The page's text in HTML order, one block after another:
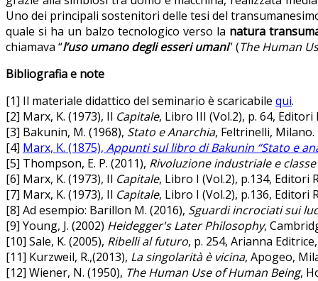
Uno dei principali sostenitori delle tesi del
quale si ha un balzo tecnologico verso la natura
chiamava “l’uso umano degli esseri umani” (The Human
Bibliografia e note
[1] Il materiale didattico del seminario è scaricabile qui.
[2] Marx, K. (1973), Il Capitale, Libro III (Vol.2), p. 64, Editori
[3] Bakunin, M. (1968), Stato e Anarchia, Feltrinelli, Milano.
[4] Marx, K. (1875), Appunti sul libro di Bakunin “Stato e
[5] Thompson, E. P. (2011), Rivoluzione industriale e
[6] Marx, K. (1973), Il Capitale, Libro I (Vol.2), p.134, Editori
[7] Marx, K. (1973), Il Capitale, Libro I (Vol.2), p.136, Editori
[8] Ad esempio: Barillon M. (2016), Sguardi incrociati sui
[9] Young, J. (2002) Heidegger's Later Philosophy,
[10] Sale, K. (2005), Ribelli al futuro, p. 254, Arianna
[11] Kurzweil, R.,(2013), La singolarità è vicina, Apogeo,
[12] Wiener, N. (1950), The Human Use of Human Being,